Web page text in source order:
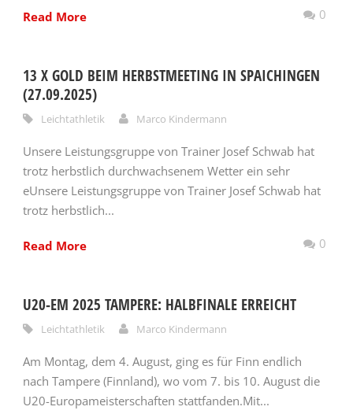
Read More 0
13 X GOLD BEIM HERBSTMEETING IN SPAICHINGEN
(27.09.2025)
Leichtathletik Marco Kindermann
Unsere Leistungsgruppe von Trainer Josef Schwab hat
trotz herbstlich durchwachsenem Wetter ein sehr
eUnsere Leistungsgruppe von Trainer Josef Schwab hat
trotz herbstlich...
Read More 0
U20-EM 2025 TAMPERE: HALBFINALE ERREICHT
Leichtathletik Marco Kindermann
Am Montag, dem 4. August, ging es für Finn endlich
nach Tampere (Finnland), wo vom 7. bis 10. August die
U20-Europameisterschaften stattfanden.Mit...